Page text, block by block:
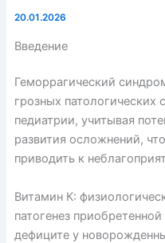
20.01.2026
Введение
Геморрагический
грозных патологических
педиатрии, учитывая
развития осложнений,
приводить к
Витамин К:
патогенез
дефиците у